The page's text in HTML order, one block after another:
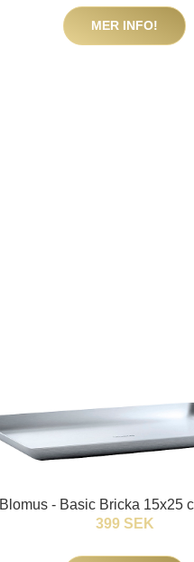
MER INFO!
Blomus - Basic Bricka 15x25
399 SEK